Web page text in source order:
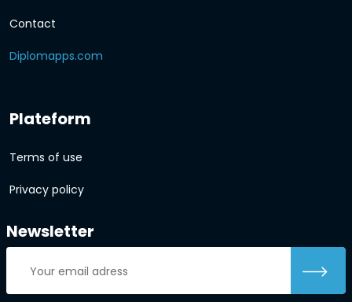
Contact
Diplomapps.com
Plateform
Terms of use
Privacy policy
Newsletter